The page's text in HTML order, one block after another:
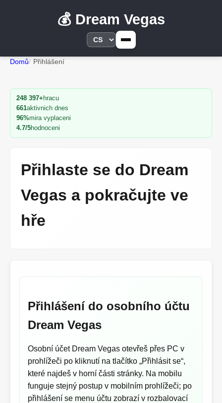
💰 Dream Vegas
Domů Přihlášení
248 397+ hracu
661aktivnich dnes
96%mira vyplaceni
4.7/5hodnoceni
Přihlaste se do Dream
Vegas a pokračujte ve
hře
Přihlášení do osobního účtu
Dream Vegas
Osobní účet Dream Vegas otevřeš přes PC v
prohlížeči po kliknutí na tlačítko „Přihlásit se“,
které najdeš v horní části stránky. Na mobilu
funguje stejný postup v mobilním prohlížeči; po
přihlášení se menu účtu zobrazí v rozbalovací